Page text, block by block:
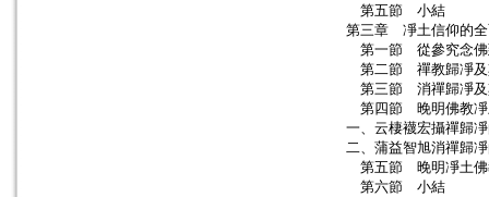
第五節 小結
第三章 凈土信仰的全
第一節 從參究念佛
第二節 禪教歸凈及
第三節 消禪歸凈及
第四節 晚明佛教凈
一、云棲襪宏攝禪歸
二、蒲益智旭消禪歸
第五節 晚明凈土佛
第六節 小結